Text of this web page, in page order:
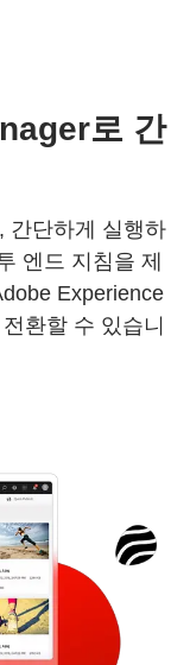
로 간
간단하게 실행하
엔드 지침을 제
Experience
환할 수 있습니